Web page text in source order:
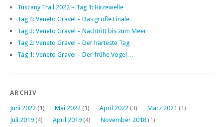
Tuscany Trail 2022 – Tag 1: Hitzewelle
Tag 4: Veneto Gravel – Das große Finale
Tag 3: Veneto Gravel – Nachtritt bis zum Meer
Tag 2: Veneto Gravel – Der härteste Tag
Tag 1: Veneto Gravel – Der frühe Vogel…
ARCHIV
Juni 2022 (1) Mai 2022 (1) April 2022 (3) März 2021 (1)
Juli 2019 (4) April 2019 (4) November 2018 (1)